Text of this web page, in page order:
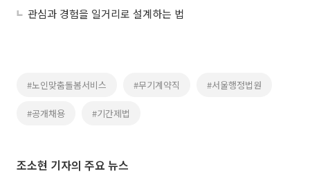
관심과 경험을 일거리로 설계하는 법
#노인맞춤돌봄서비스 #무기계약직 #서울행정법원
#공개채용 #기간제법
조소현 기자의 주요 뉴스